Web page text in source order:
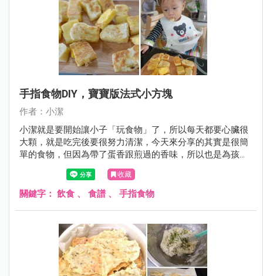
手指食物DIY，寶寶版法式小方塊
作者：小潔
小潔就是要開始讓小子「玩食物」了，所以每天都要心臟很
大顆，就是吃完後要很努力清潔，今天來分享的其實是很簡
單的食物，但因為帶了蛋香跟煎過的香味，所以也是為孩子
換換早餐口味，甚至拿來當點心都非常適合 。
收藏
關鍵字： 飲食 、 食譜 、 手指食物